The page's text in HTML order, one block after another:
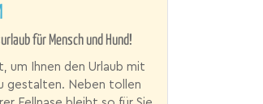
für Mensch und Hund!
um Ihnen den Urlaub mit
gestalten. Neben tollen